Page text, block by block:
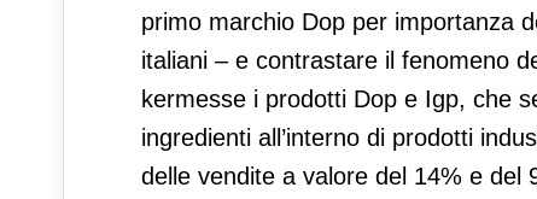
primo marchio Dop per importanza
italiani – e contrastare il fenomeno
kermesse i prodotti Dop e Igp, che
ingredienti all’interno di prodotti
delle vendite a valore del 14% e del